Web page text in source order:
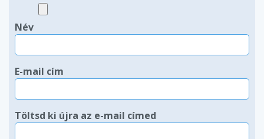
Név
E-mail cím
Töltsd ki újra az e-mail címed